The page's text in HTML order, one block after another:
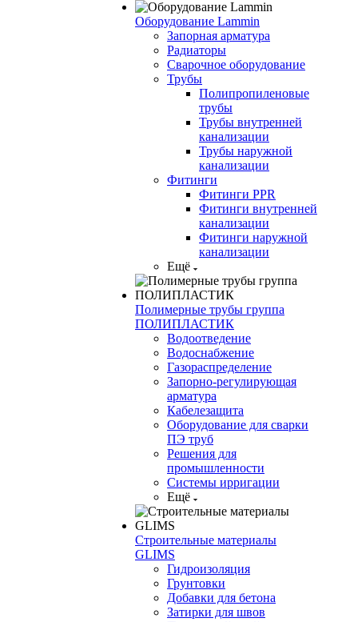
Оборудование Lammin
Запорная арматура
Радиаторы
Сварочное оборудование
Трубы
Полипропиленовые
трубы
Трубы внутренней
канализации
Трубы наружной
канализации
Фитинги
Фитинги PPR
Фитинги внутренней
канализации
Фитинги наружной
канализации
Ещё
Полимерные трубы группа
ПОЛИПЛАСТИК
Водоотведение
Водоснабжение
Газораспределение
Запорно-регулирующая
арматура
Кабелезащита
Оборудование для сварки
ПЭ труб
Решения для
промышленности
Системы ирригации
Ещё
Строительные материалы
GLIMS
Гидроизоляция
Грунтовки
Добавки для бетона
Затирки для швов